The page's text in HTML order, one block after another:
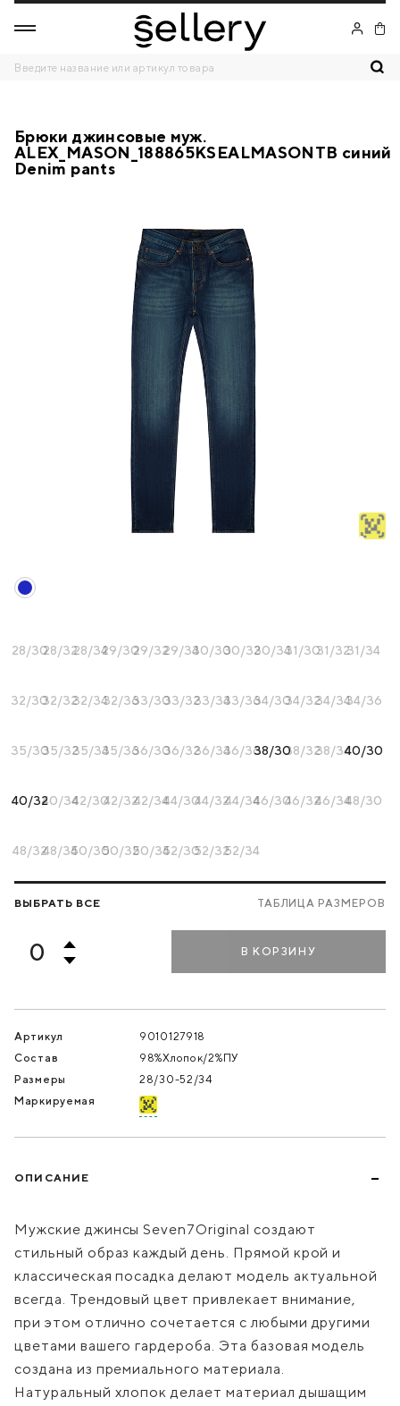
Брюки джинсовые муж.
ALEX_MASON_188865KSEALMASONTB синий
Denim pants
Артикул
9010127918
Состав
98%Хлопок/2%ПУ
Размеры
28/30-52/34
Маркируемая
28/3028/3228/3429/3029/3229/3430/3030/3230/3431/3031/3231/34
32/3032/3232/3432/3633/3033/3233/3433/3634/3034/3234/3434/36
35/3035/3235/3435/3636/3036/3236/3436/3638/3038/3238/3440/30
40/3240/3442/3042/3242/3444/3044/3244/3446/3046/3246/3448/30
48/3248/3450/3050/3250/3452/3052/3252/34
ВЫБРАТЬ ВСЕ ТАБЛИЦА РАЗМЕРОВ
В КОРЗИНУ
ОПИСАНИЕ
Мужские джинсы Seven7Original создают
стильный образ каждый день. Прямой крой и
классическая посадка делают модель актуальной
всегда. Трендовый цвет привлекает внимание,
при этом отлично сочетается с любыми другими
цветами вашего гардероба. Эта базовая модель
создана из премиального материала.
Натуральный хлопок делает материал дышащим